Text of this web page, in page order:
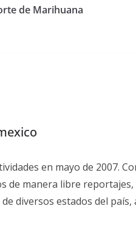
de Marihuana
en mayo de 2007.
de manera libre
diversos estados del